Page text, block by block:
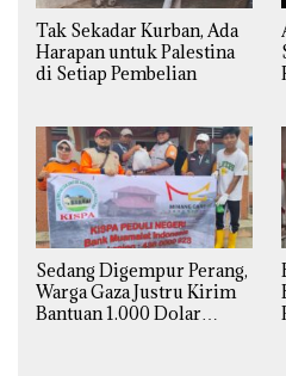
Tak Sekadar Kurban, Ada
Harapan untuk Palestina
di Setiap Pembelian
Sedang Digempur Perang,
Warga Gaza Justru Kirim
Bantuan 1.000 Dolar